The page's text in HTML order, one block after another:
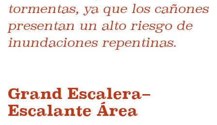
tormentas, ya que los cañones
presentan un alto riesgo de
inundaciones repentinas.
Grand Escalera–
Escalante Área